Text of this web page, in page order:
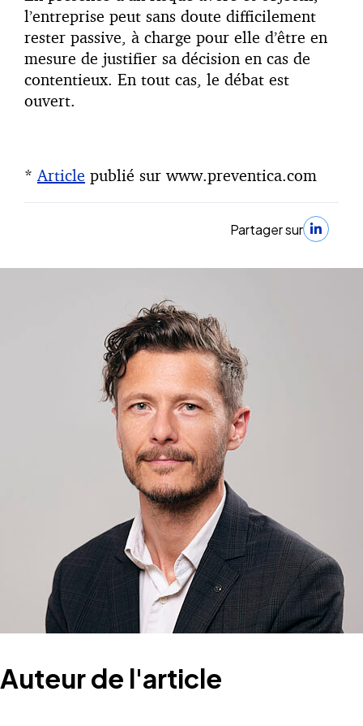
l’entreprise peut sans doute difficilement
rester passive, à charge pour elle d’être en
mesure de justifier sa décision en cas de
contentieux. En tout cas, le débat est
ouvert.
*Article publié sur www.preventica.com
Partager sur
Auteur de l'article